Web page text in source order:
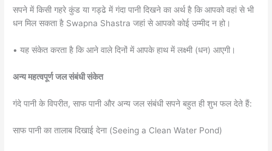
सपने में किसी गहरे कुंड या गड्ढे में गंदा पानी दिखने का अर्थ है कि आपको वहां से भी
धन मिल सकता है Swapna Shastra जहां से आपको कोई उम्मीद न हो।
• यह संकेत करता है कि आने वाले दिनों में आपके हाथ में लक्ष्मी (धन) आएगी।
अन्य महत्वपूर्ण जल संबंधी संकेत
गंदे पानी के विपरीत, साफ पानी और अन्य जल संबंधी सपने बहुत ही शुभ फल देते हैं:
साफ पानी का तालाब दिखाई देना (Seeing a Clean Water Pond)